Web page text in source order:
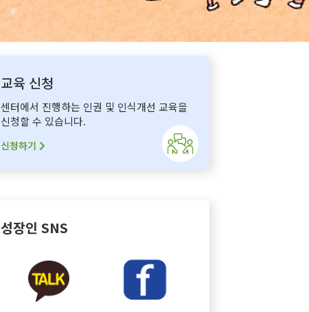
교육 신청
센터에서 진행하는 인권 및 인식개선 교육을
신청할 수 있습니다.
신청하기
성장인 SNS